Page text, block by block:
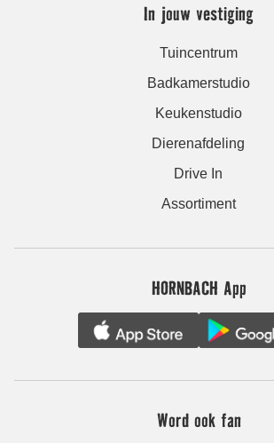
In jouw vestiging
Tuincentrum
Badkamerstudio
Keukenstudio
Dierenafdeling
Drive In
Assortiment
HORNBACH App
Word ook fan